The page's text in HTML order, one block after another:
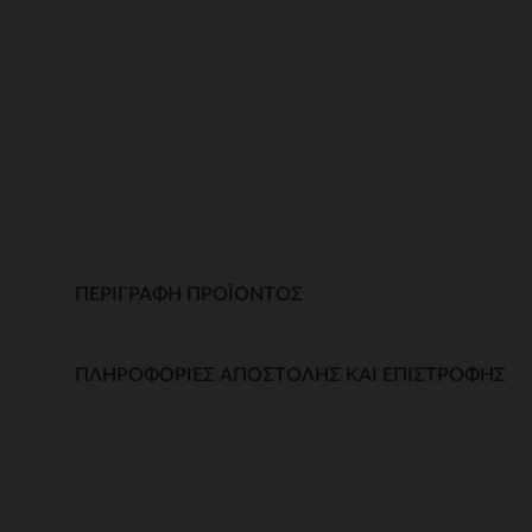
ΠΕΡΙΓΡΑΦΉ ΠΡΟΪΌΝΤΟΣ
ΠΛΗΡΟΦΟΡΊΕΣ ΑΠΟΣΤΟΛΉΣ ΚΑΙ ΕΠΙΣΤΡΟΦΉΣ